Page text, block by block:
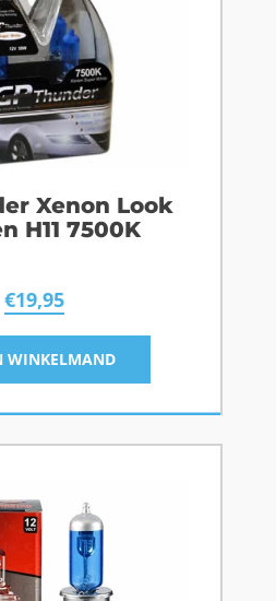
Xenon Look
H11 7500K
€19,95
WINKELMAND